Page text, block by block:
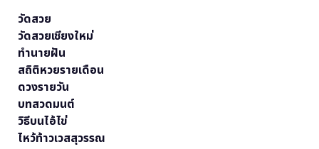
วัดสวย
วัดสวยเชียงใหม่
ทำนายฝัน
สถิติหวยรายเดือน
ดวงรายวัน
บทสวดมนต์
วิธีบนไอ้ไข่
ไหว้ท้าวเวสสุวรรณ